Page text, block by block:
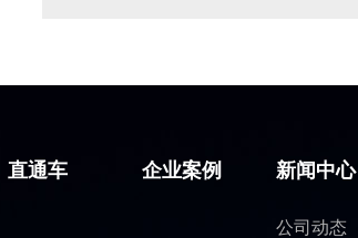
直通车 企业案例 新闻中心
公司动态